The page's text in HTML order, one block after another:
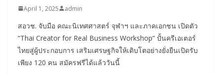
April 1, 2025 admin
สอวช. จับมือ คณะนิเทศศาสตร์ จุฬาฯ และภาคเอกชน เปิดตัว
“Thai Creator for Real Business Workshop” ปั้นครีเอเตอร์
ไทยสู่ผู้ประกอบการ เสริมเศรษฐกิจให้เติบโตอย่างยั่งยืนเปิดรับ
เพียง 120 คน สมัครฟรีได้แล้ววันนี้